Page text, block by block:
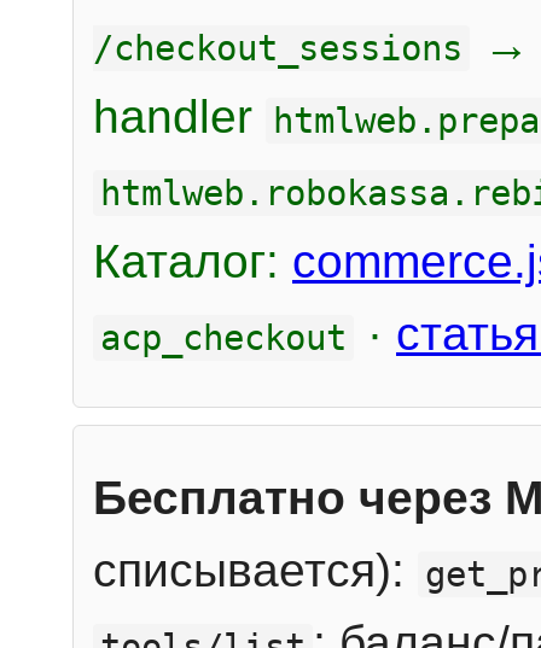
/checkout_sessions
handler
Каталог:
acp_checkout ·
Бесплатно через
списывается):